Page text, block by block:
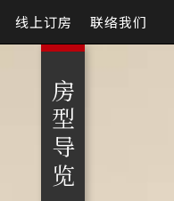
线上订房 联络我们
房型导览